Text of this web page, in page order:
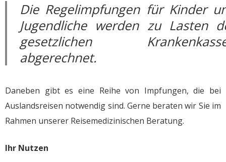
Die Regelimpfungen für Kinder
Jugendliche werden zu Lasten
gesetzlichen
abgerechnet.
Daneben gibt es eine Reihe von Impfungen, die bei
Auslandsreisen notwendig sind. Gerne beraten wir Sie im
Rahmen unserer Reisemedizinischen Beratung.
Ihr Nutzen